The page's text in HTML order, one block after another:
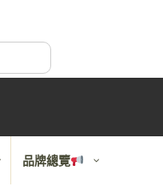
品牌總覽